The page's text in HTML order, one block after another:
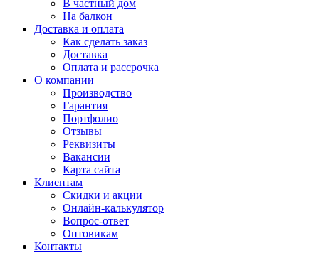
В частный дом
На балкон
Доставка и оплата
Как сделать заказ
Доставка
Оплата и рассрочка
О компании
Производство
Гарантия
Портфолио
Отзывы
Реквизиты
Вакансии
Карта сайта
Клиентам
Скидки и акции
Онлайн-калькулятор
Вопрос-ответ
Оптовикам
Контакты